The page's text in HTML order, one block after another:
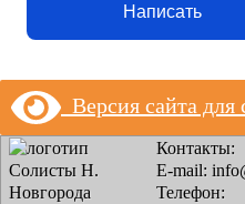
Написать
Версия сайта
Контакты:
E-mail:
Телефон: